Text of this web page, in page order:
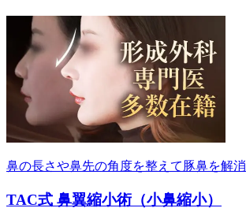
鼻の長さや鼻先の角度を整えて豚鼻を解消
TAC式 鼻翼縮小術（小鼻縮小）